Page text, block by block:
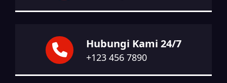
Hubungi Kami 24/7
+123 456 7890